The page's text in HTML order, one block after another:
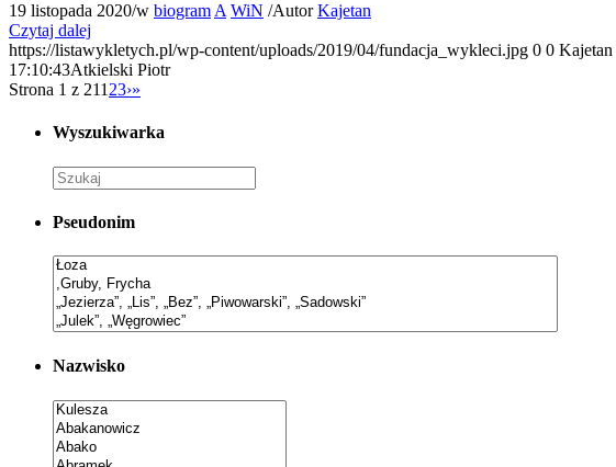
19 listopada 2020/w biogram A WiN /AutorKajetan
Czytaj dalej
https://listawykletych.pl/wp-content/uploads/2019/04/fundacja_wykleci.jpg 0 0 Kajetan
17:10:43Atkielski Piotr
Strona 1 z 211 23›»
Wyszukiwarka
Pseudonim
Nazwisko